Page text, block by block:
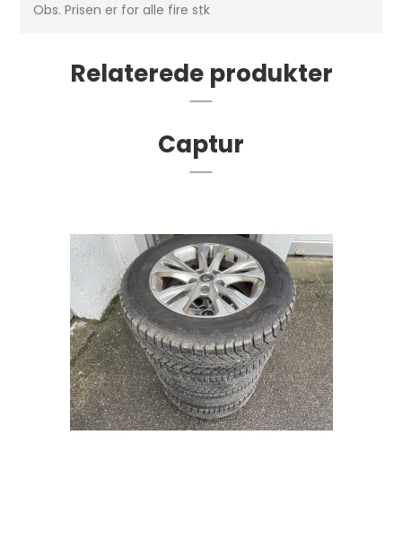
Obs. Prisen er for alle fire stk
Relaterede produkter
Captur